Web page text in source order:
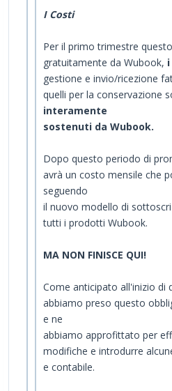
I Costi
Per il primo trimestre
gratuitamente da Wubook,
gestione e invio/ricezione
quelli per la conservazione
interamente
sostenuti da Wubook.
Dopo questo periodo di
avrà un costo mensile che
seguendo
il nuovo modello di
tutti i prodotti Wubook.
MA NON FINISCE QUI!
Come anticipato all'inizio di
abbiamo preso questo
e ne
abbiamo approfittato per
modifiche e introdurre
e contabile.